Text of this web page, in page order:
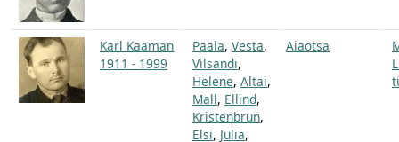
Karl Kaaman
1911 - 1999
Paala, Vesta,
Vilsandi,
Helene, Altai,
Mall, Ellind,
Kristenbrun,
Elsi, Julia,
Aiaotsa